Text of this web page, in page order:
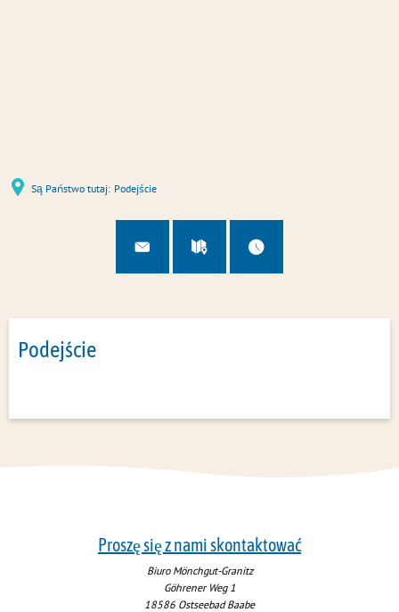
Są Państwo tutaj: Podejście
Podejście
Proszę się z nami skontaktować
Biuro Mönchgut-Granitz
Göhrener Weg 1
18586 Ostseebad Baabe